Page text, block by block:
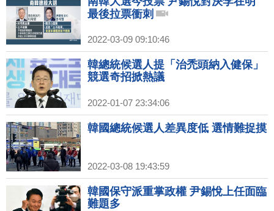
最後拉票衝刺
2022-03-09 09:10:46
韓總統候選人提「治禿頭納入健保」
競選奇招掀熱議
2022-01-07 23:34:06
韓國總統候選人差異度低 選情難捉摸
2022-03-08 19:43:59
韓國保守派重掌政權 尹錫悅上任面臨
難題多